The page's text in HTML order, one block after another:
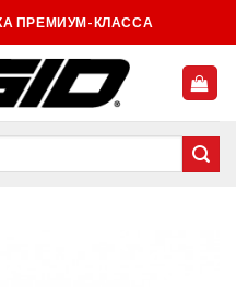
ПРЕМИУМ-КЛАССА